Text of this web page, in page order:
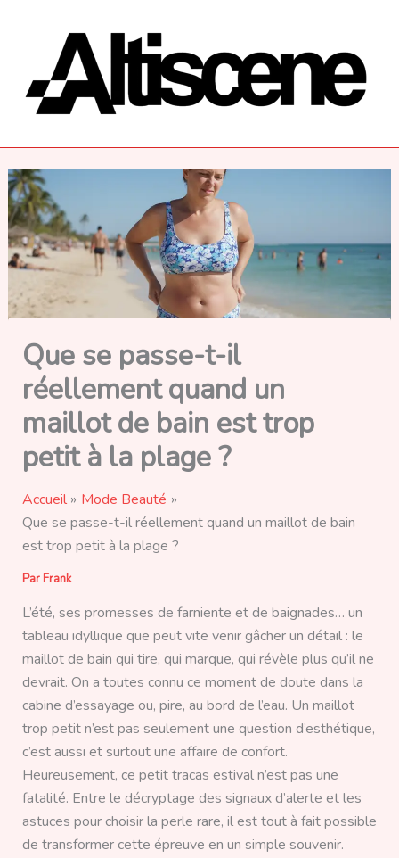
Que se passe-t-il
réellement quand un
maillot de bain est trop
petit à la plage ?
Accueil
Mode Beauté
Que se passe-t-il réellement quand un maillot de bain
est trop petit à la plage ?
Par Frank
L’été, ses promesses de farniente et de baignades… un
tableau idyllique que peut vite venir gâcher un détail : le
maillot de bain qui tire, qui marque, qui révèle plus qu’il ne
devrait. On a toutes connu ce moment de doute dans la
cabine d’essayage ou, pire, au bord de l’eau. Un maillot
trop petit n’est pas seulement une question d’esthétique,
c’est aussi et surtout une affaire de confort.
Heureusement, ce petit tracas estival n’est pas une
fatalité. Entre le décryptage des signaux d’alerte et les
astuces pour choisir la perle rare, il est tout à fait possible
de transformer cette épreuve en un simple souvenir.